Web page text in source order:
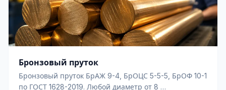
Бронзовый пруток
Бронзовый пруток БрАЖ 9-4, БрОЦС 5-5-5, БрОФ 10-1
по ГОСТ 1628-2019. Любой диаметр от 8 …